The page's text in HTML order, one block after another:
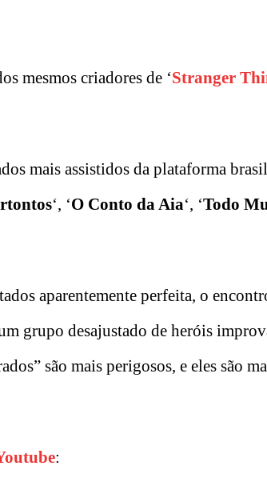
mesmos criadores de ‘Stranger
mais assistidos da plataforma
‘, ‘O Conto da Aia‘, ‘Todo
aparentemente perfeita, o
grupo desajustado de heróis
são mais perigosos, e eles são
: